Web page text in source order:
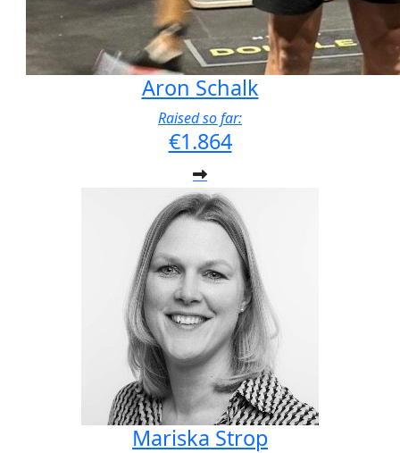
Aron Schalk
Raised so far:
€1.864
Mariska Strop